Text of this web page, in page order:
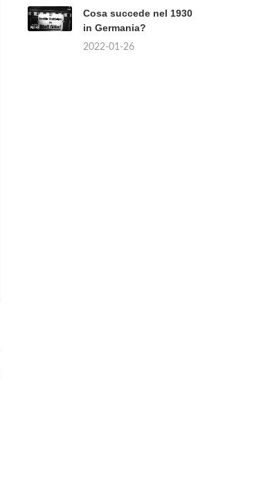
Cosa succede nel 1930
in Germania?
2022-01-26